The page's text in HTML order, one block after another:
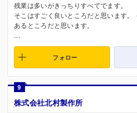
残業は多いがきっちりすべてでます。
そこはすごく良いところだと思います
あるところだと思います。
...
フォロー
9
株式会社北村製作所